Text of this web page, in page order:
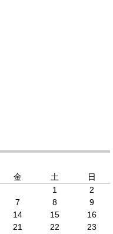
金 土 日
1
2
7 8
9
14 15
16
21 22
23